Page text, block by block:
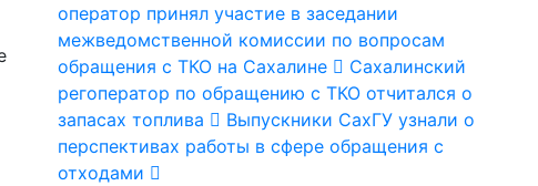
оператор принял участие в заседании
межведомственной комиссии по вопросам
обращения с ТКО на Сахалине
Сахалинский
регоператор по обращению с ТКО отчитался о
запасах топлива
Выпускники СахГУ узнали о
перспективах работы в сфере обращения с
отходами